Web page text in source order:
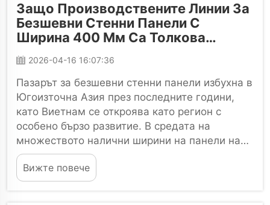
Защо Производствените Линии За
Безшевни Стенни Панели С
Ширина 400 Мм Са Толкова
Популярни Във Виетнам?
2026-04-16 16:07:36
Пазарът за безшевни стенни панели избухна в
Югоизточна Азия през последните години,
като Виетнам се откроява като регион с
особено бързо развитие. В средата на
множеството налични ширини на панели на
пазара, безшевните стенни панели с ширина
400 мм са ясно...
Вижте повече